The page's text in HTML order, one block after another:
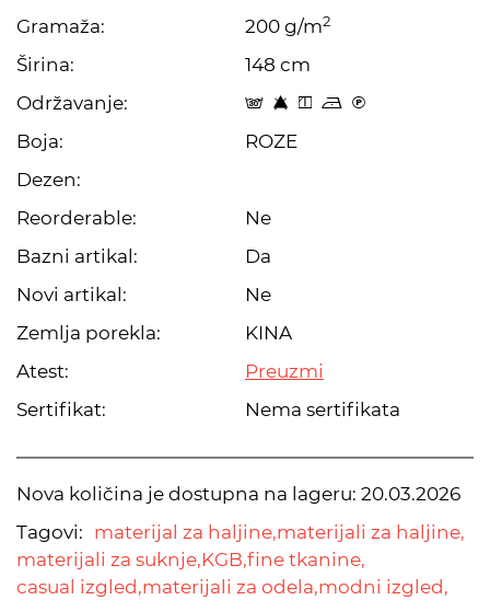
Gramaža:
200 g/m2
Širina:
148 cm
Održavanje:
s 8 y o C
Boja:
ROZE
Dezen:
Reorderable:
Ne
Bazni artikal:
Da
Novi artikal:
Ne
Zemlja porekla:
KINA
Atest:
Preuzmi
Sertifikat:
Nema sertifikata
Nova količina je dostupna na lageru: 20.03.2026
Tagovi: materijal za haljine,materijali za haljine,
materijali za suknje,KGB,fine tkanine,
casual izgled,materijali za odela,modni izgled,